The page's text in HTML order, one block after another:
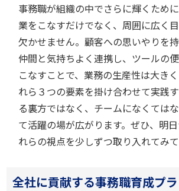
事務職が組織の中でさらに輝くため
業をこなすだけでなく、周囲に広く
欠かせません。顧客への思いやりを
仲間と気持ちよく連携し、ツールの
こなすことで、業務の生産性は大き
れら３つの要素を掛け合わせて実践
る裏方ではなく、チームになくては
て活躍の場が広がります。ぜひ、明
れらの視点を少しずつ取り入れてみて
全社に貢献する事務職育成プ